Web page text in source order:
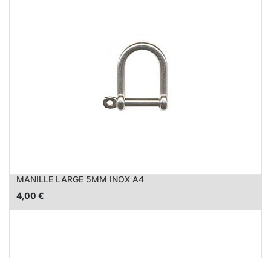
MANILLE LARGE 5MM INOX A4
4,00 €